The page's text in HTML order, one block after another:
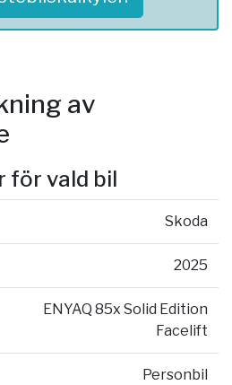
av
för vald bil
Skoda
2025
ENYAQ 85x Solid Edition
Facelift
Personbil